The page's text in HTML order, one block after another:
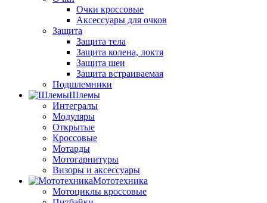
Очки кроссовые
Аксессуары для очков
Защита
Защита тела
Защита колена, локтя
Защита шеи
Защита встраиваемая
Подшлемники
Шлемы
Интегралы
Модуляры
Открытые
Кроссовые
Мотарды
Мотогарнитуры
Визоры и аксессуары
Мототехника
Мотоциклы кроссовые